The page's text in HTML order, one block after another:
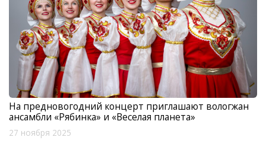
На предновогодний концерт приглашают вологжан
ансамбли «Рябинка» и «Веселая планета»
27 ноября 2025